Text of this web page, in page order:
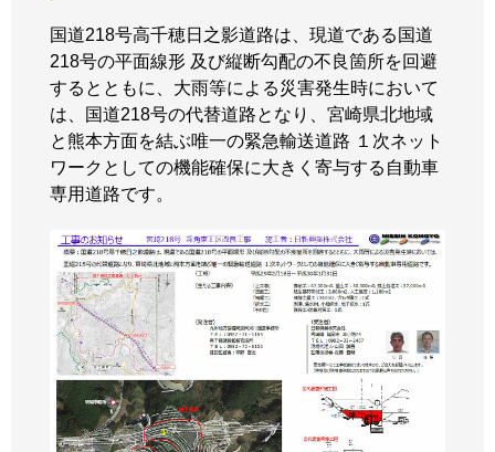
国道218号高千穂日之影道路は、現道である国道
218号の平面線形 及び縦断勾配の不良箇所を回避
するとともに、大雨等による災害発生時において
は、国道218号の代替道路となり、宮崎県北地域
と熊本方面を結ぶ唯一の緊急輸送道路 １次ネット
ワークとしての機能確保に大きく寄与する自動車
専用道路です。